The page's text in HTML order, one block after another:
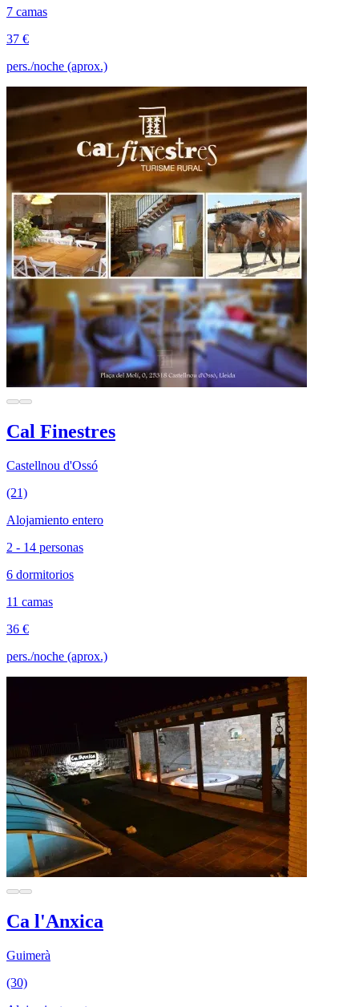
7 camas
37 €
pers./noche (aprox.)
Cal Finestres
Castellnou d'Ossó
(21)
Alojamiento entero
2 - 14 personas
6 dormitorios
11 camas
36 €
pers./noche (aprox.)
Ca l'Anxica
Guimerà
(30)